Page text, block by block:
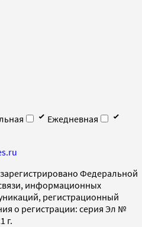
Ежедневная
зарегистрировано Федеральной
информационных
регистрационный
о регистрации: серия Эл №
г.